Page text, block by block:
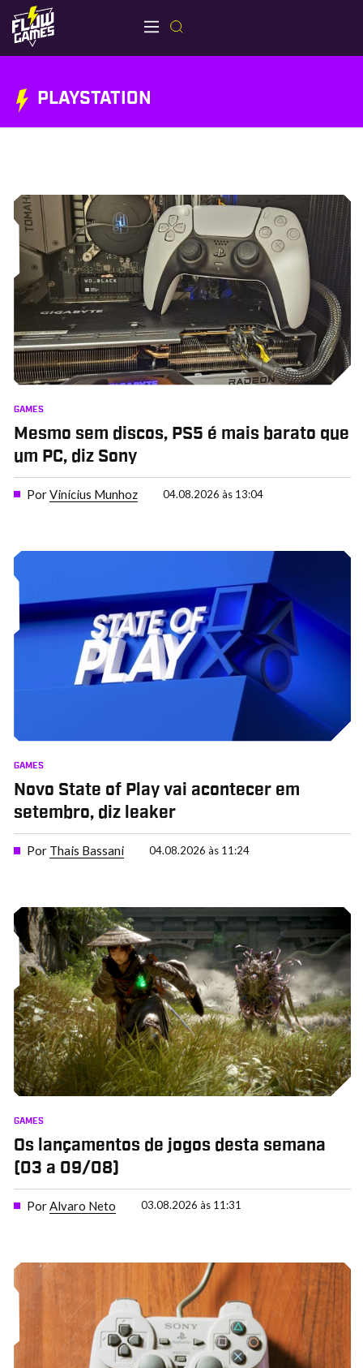
PLAYSTATION
GAMES
Mesmo sem discos, PS5 é mais barato que
um PC, diz Sony
PorVinícius Munhoz 04.08.2026 às 13:04
GAMES
Novo State of Play vai acontecer em
setembro, diz leaker
Por Thais Bassani 04.08.2026 às 11:24
GAMES
Os lançamentos de jogos desta semana
(03 a 09/08)
PorAlvaro Neto 03.08.2026 às 11:31